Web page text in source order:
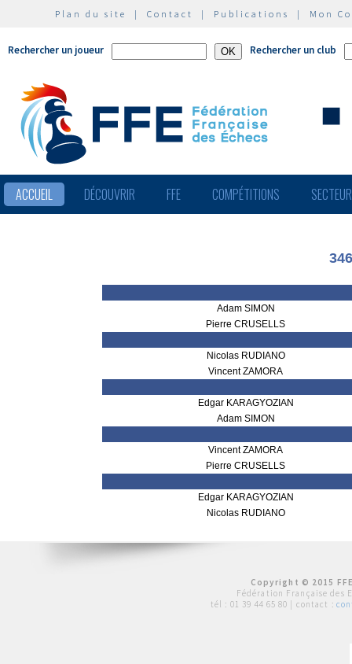
Plan du site | Contact | Publications | Mon
Rechercher un joueur Rechercher un club
ACCUEIL DÉCOUVRIR FFE COMPÉTITIONS
Adam SIMON
Pierre CRUSELLS
Nicolas RUDIANO
Vincent ZAMORA
Edgar KARAGYOZIAN
Adam SIMON
Vincent ZAMORA
Pierre CRUSELLS
Edgar KARAGYOZIAN
Nicolas RUDIANO
Copyright © 2015
Fédération Française des
tél : 01 39 44 65 80 | contact :